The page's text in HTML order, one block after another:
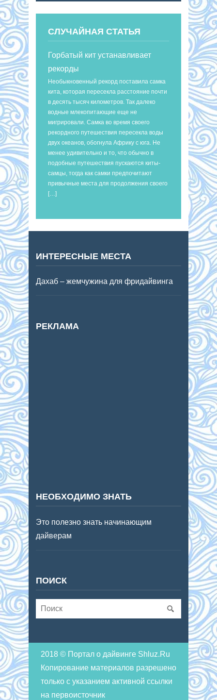
СЛУЧАЙНАЯ СТАТЬЯ
Горбатый кит устанавливает
рекорды
Необыкновенный рекорд поставила самка
кита, которая пересекла расстояние почти
в десять тысяч километров. Так далеко
водные млекопитающие еще не
мигрировали. Самка во время своего
рекордного путешествия пересекла воды
двух океанов, обогнула Африку с юга. Не
менее удивительно и то, что обычно в
подобные путешествия пускаются киты-
самцы, тогда как самки предпочитают
привычные места для продолжения своего
[…]
ИНТЕРЕСНЫЕ МЕСТА
Дахаб – жемчужина для фридайвинга
РЕКЛАМА
НЕОБХОДИМО ЗНАТЬ
Это полезно знать начинающим
дайверам
ПОИСК
2018 © Портал о дайвинге Shluz.Ru
Копирование материалов разрешено
только с указанием активной ссылки
на первоисточник